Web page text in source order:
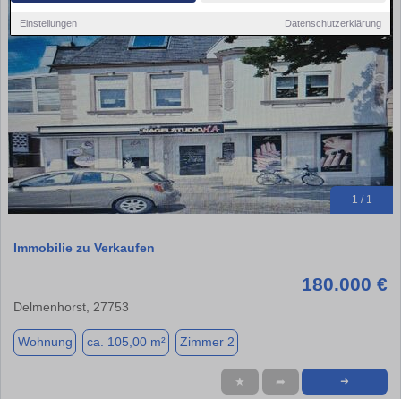
Einstellungen Datenschutzerklärung
1 / 1
Immobilie zu Verkaufen
180.000 €
Delmenhorst, 27753
Wohnung ca. 105,00 m² Zimmer 2
★ ➦ ➜